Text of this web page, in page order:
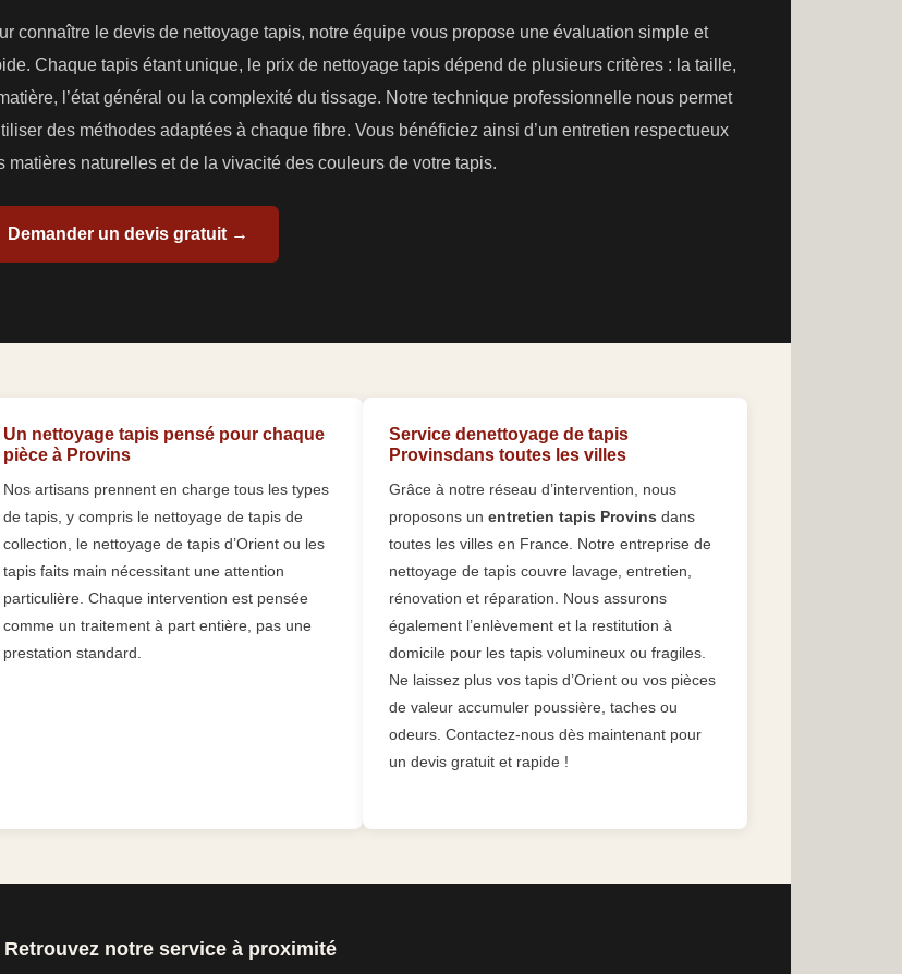
connaître le devis de nettoyage tapis, notre équipe vous propose une évaluation simple et
Chaque tapis étant unique, le prix de nettoyage tapis dépend de plusieurs critères : la taille,
l’état général ou la complexité du tissage. Notre technique professionnelle nous permet
des méthodes adaptées à chaque fibre. Vous bénéficiez ainsi d’un entretien respectueux
matières naturelles et de la vivacité des couleurs de votre tapis.
Demander un devis gratuit →
Un nettoyage tapis pensé pour chaque
pièce à Provins
Nos artisans prennent en charge tous les types
de tapis, y compris le nettoyage de tapis de
collection, le nettoyage de tapis d’Orient ou les
tapis faits main nécessitant une attention
particulière. Chaque intervention est pensée
comme un traitement à part entière, pas une
prestation standard.
Service denettoyage de tapis
Provinsdans toutes les villes
Grâce à notre réseau d’intervention, nous
proposons un entretien tapis Provins dans
toutes les villes en France. Notre entreprise de
nettoyage de tapis couvre lavage, entretien,
rénovation et réparation. Nous assurons
également l’enlèvement et la restitution à
domicile pour les tapis volumineux ou fragiles.
Ne laissez plus vos tapis d’Orient ou vos pièces
de valeur accumuler poussière, taches ou
odeurs. Contactez-nous dès maintenant pour
un devis gratuit et rapide !
Retrouvez notre service à proximité